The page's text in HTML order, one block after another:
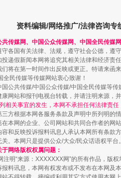
习近平的博鳌关键词
资料编辑/网络推广/法律咨询专
共传媒网、中国公众传媒网、中国全民传媒
守各国有关法律、法规，遵守社会公德，遵
投递假新闻本网将追究其相关法律和经济责
们将在第一时间作出反映或更正。特请来函
全民传媒等传媒网站衷心致谢！
国公共传媒/中国公众传媒/中国全民传媒等
康网站和报刊电视台转载，并请注明来源，并
相关事宜的发生，本网不承担任何法律责
三方根据本网各服务条款及声明中所列明的
在本网的企业、公司网站和共同合作者的网
容和反映投诉报料讯息人承认本网所有条款
关。本网只是提供公众/大众/民众话语权平
于网络版权权属问题：
注明“来源：XXXXXXX网”的所有作品，版
报料讯息，本网有权发布或不发布在本网及